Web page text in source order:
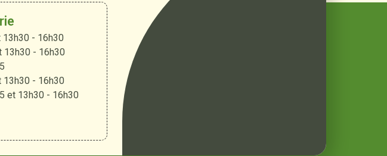
13h30 - 16h30
13h30 - 16h30
13h30 - 16h30
et 13h30 - 16h30